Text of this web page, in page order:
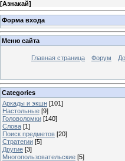
[Азнакай]
Форма входа
Меню сайта
Главная страница Форум
Categories
Аркады и экшн [101]
Настольные [9]
Головоломки [140]
Слова [1]
Поиск предметов [20]
Стратегии [5]
Другие [3]
Многопользовательские [5]